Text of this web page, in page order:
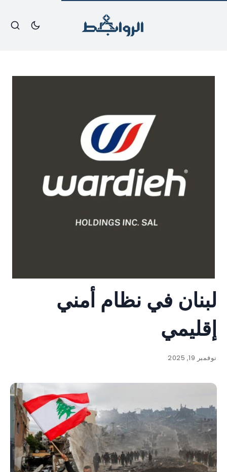
لبنان في نظام أمني
إقليمي
نوفمبر 19, 2025